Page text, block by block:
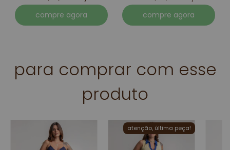
compre agora compre agora
para comprar com esse
produto
atenção, última peça!